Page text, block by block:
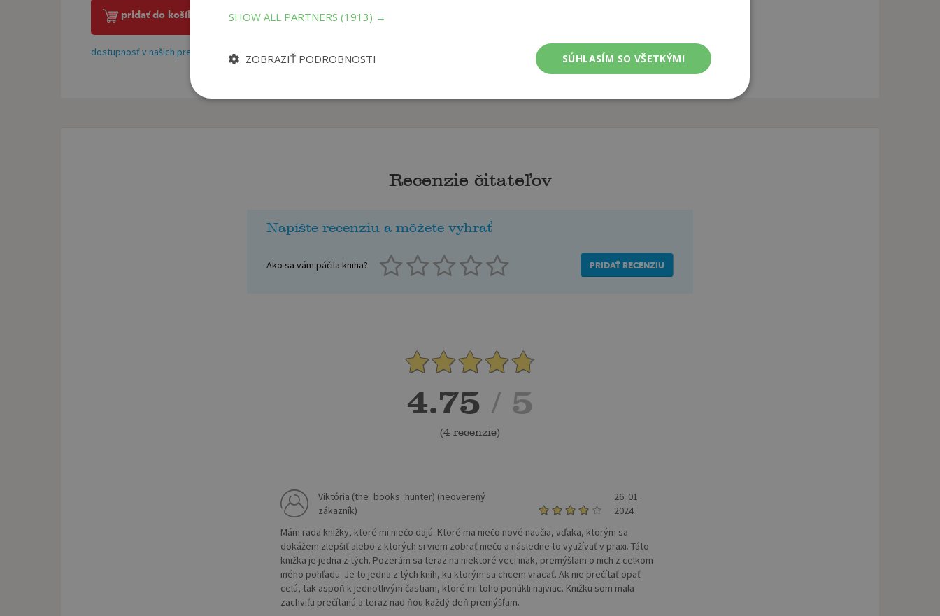
pridať do košíka
dostupnosť v našich predajniach
Recenzie čitateľov
Napíšte recenziu a môžete vyhrať
Ako sa vám páčila kniha? PRIDAŤ RECENZIU
4.75 / 5
(4 recenzie)
Viktória (the_books_hunter) (neoverený
zákazník)
26. 01.
2024
Mám rada knižky, ktoré mi niečo dajú. Ktoré ma niečo nové naučia, vďaka, ktorým sa
dokážem zlepšiť alebo z ktorých si viem zobrať niečo a následne to využívať v praxi. Táto
knižka je jedna z tých. Pozerám sa teraz na niektoré veci inak, premýšľam o nich z celkom
iného pohľadu. Je to jedna z tých kníh, ku ktorým sa chcem vracať. Ak nie prečítať opäť
celú, tak aspoň k jednotlivým častiam, ktoré mi toho ponúkli najviac. Knižku som mala
zachviľu prečítanú a teraz nad ňou každý deň premýšľam.
SHOW ALL PARTNERS (1913) →
SÚHLASÍM SO VŠETKÝMI
ZOBRAZIŤ PODROBNOSTI